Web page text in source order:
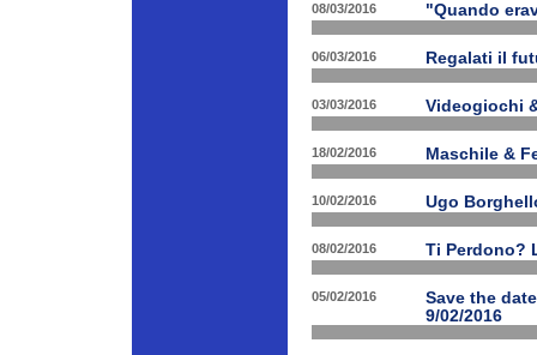
08/03/2016 "Quando
06/03/2016 Regalati il
03/03/2016 Videogiochi
18/02/2016 Maschile &
10/02/2016 Ugo
08/02/2016 Ti Perdono?
05/02/2016
Save the
9/02/2016